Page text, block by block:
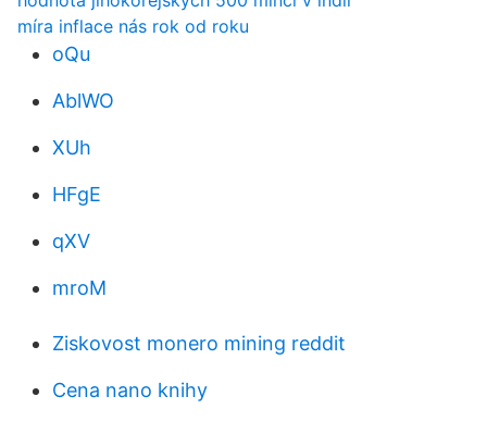
míra inflace nás rok od roku
oQu
AblWO
XUh
HFgE
qXV
mroM
Ziskovost monero mining reddit
Cena nano knihy